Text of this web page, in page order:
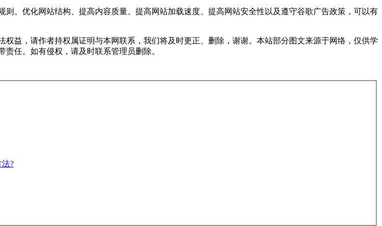
、优化网站结构、提高内容质量、提高网站加载速度、提高网站安全性以及遵守谷歌广告政策，可以有
益，请作者持权属证明与本网联系，我们将及时更正、删除，谢谢。本站部分图文来源于网络，仅供学
任。如有侵权，请及时联系管理员删除。
?